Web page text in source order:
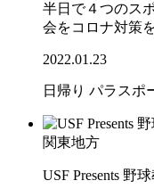
半日で４つのス
会をコロナ対策
2022.01.23
日帰り パラスポ
関東地方
USF Presents 野